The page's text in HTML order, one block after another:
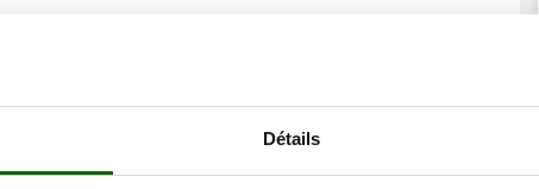
Détails
remise